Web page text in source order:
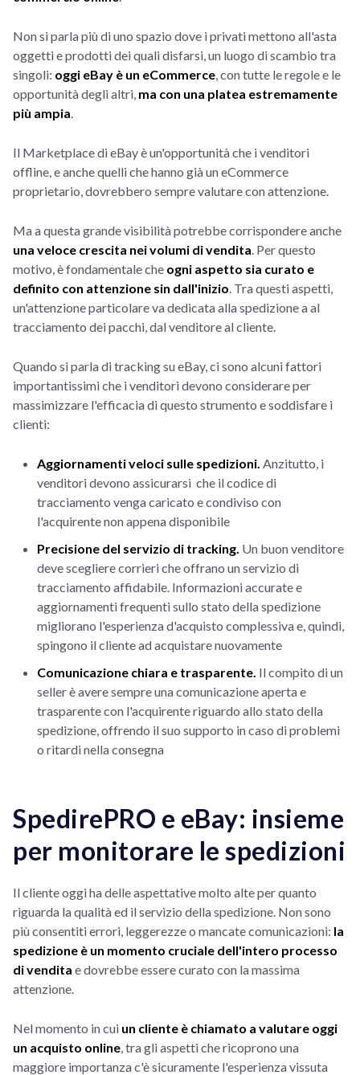
Non si parla più di uno spazio dove i privati mettono all'asta
oggetti e prodotti dei quali disfarsi, un luogo di scambio tra
singoli: oggi eBay è un eCommerce , con tutte le regole e le
opportunità degli altri, ma con una platea estremamente
più ampia
Il Marketplace di eBay è un'opportunità che i venditori
offline, e anche quelli che hanno già un eCommerce
proprietario, dovrebbero sempre valutare con attenzione.
Ma a questa grande visibilità potrebbe corrispondere anche
una veloce crescita nei volumi di vendita . Per questo
motivo, è fondamentale che ogni aspetto sia curato e
definito con attenzione sin dall'inizio . Tra questi aspetti,
un'attenzione particolare va dedicata alla spedizione a al
tracciamento dei pacchi, dal venditore al cliente.
Quando si parla di tracking su eBay, ci sono alcuni fattori
importantissimi che i venditori devono considerare per
massimizzare l'efficacia di questo strumento e soddisfare i
clienti:
Aggiornamenti veloci sulle spedizioni. Anzitutto, i
venditori devono assicurarsi che il codice di
tracciamento venga caricato e condiviso con
l'acquirente non appena disponibile
Precisione del servizio di tracking. Un buon venditore
deve scegliere corrieri che offrano un servizio di
tracciamento affidabile. Informazioni accurate e
aggiornamenti frequenti sullo stato della spedizione
migliorano l'esperienza d'acquisto complessiva e, quindi,
spingono il cliente ad acquistare nuovamente
Comunicazione chiara e trasparente. Il compito di un
seller è avere sempre una comunicazione aperta e
trasparente con l'acquirente riguardo allo stato della
spedizione, offrendo il suo supporto in caso di problemi
o ritardi nella consegna
SpedirePRO e eBay: insieme
per monitorare le spedizioni
Il cliente oggi ha delle aspettative molto alte per quanto
riguarda la qualità ed il servizio della spedizione. Non sono
più consentiti errori, leggerezze o mancate comunicazioni: la
spedizione è un momento cruciale dell'intero processo
di vendita e dovrebbe essere curato con la massima
attenzione.
Nel momento in cui un cliente è chiamato a valutare oggi
un acquisto online , tra gli aspetti che ricoprono una
maggiore importanza c'è sicuramente l'esperienza vissuta